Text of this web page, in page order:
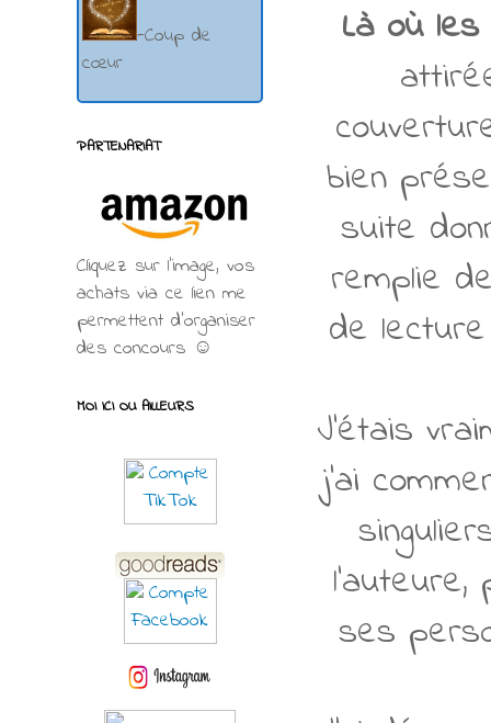
Là où
bien
suite
remplie
de
J'étais
j'ai
l'auteure,
ses
-Coup de
cœur
PARTENARIAT
Cliquez sur l'image, vos
achats via ce lien me
permettent d’organiser
des concours ☺
MOI ICI OU AILLEURS